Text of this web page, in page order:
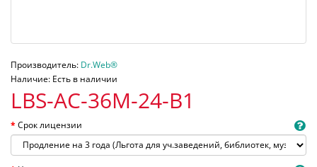
Производитель: Dr.Web®
Наличие: Есть в наличии
LBS-AC-36M-24-B1
Срок лицензии